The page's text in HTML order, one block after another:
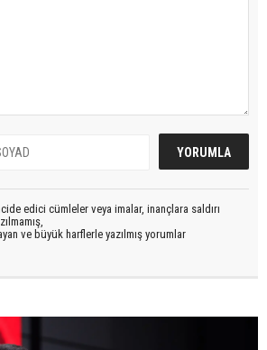
edici cümleler veya imalar, inançlara saldırı
ve büyük harflerle yazılmış yorumlar